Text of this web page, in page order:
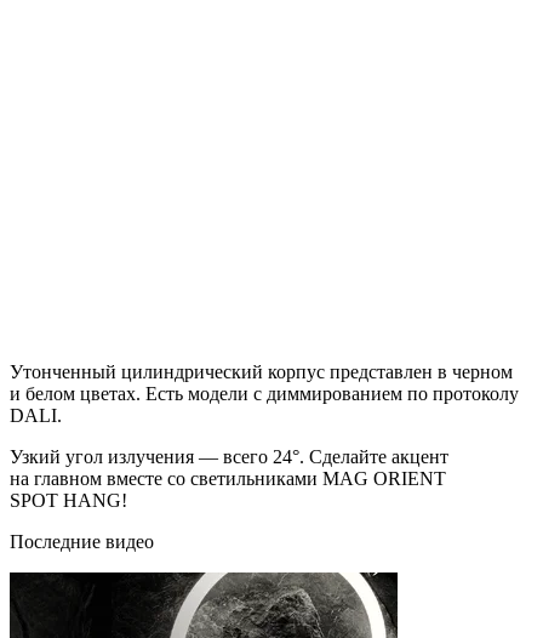
Утонченный цилиндрический корпус представлен в черном
и белом цветах. Есть модели с диммированием по протоколу
DALI.
Узкий угол излучения — всего 24°. Сделайте акцент
на главном вместе со светильниками MAG ORIENT
SPOT HANG!
Последние видео